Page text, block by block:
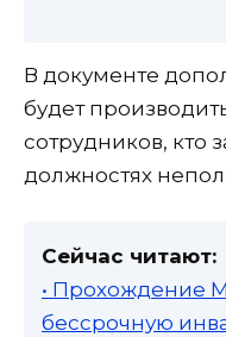
В документе
будет
сотрудников, кто
должностях
Сейчас читают:
• Прохождение
бессрочную